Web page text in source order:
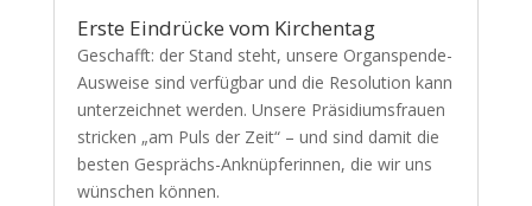
Erste Eindrücke vom Kirchentag
Geschafft: der Stand steht, unsere Organspende-
Ausweise sind verfügbar und die Resolution kann
unterzeichnet werden. Unsere Präsidiumsfrauen
stricken „am Puls der Zeit“ – und sind damit die
besten Gesprächs-Anknüpferinnen, die wir uns
wünschen können.